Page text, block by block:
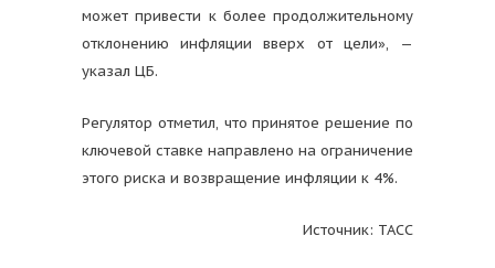
может привести к более продолжительному
отклонению инфляции вверх от цели», —
указал ЦБ.
Регулятор отметил, что принятое решение по
ключевой ставке направлено на ограничение
этого риска и возвращение инфляции к 4%.
Источник: ТАСС